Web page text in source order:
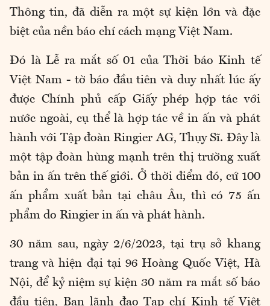
Thông tin, đã diễn ra một sự kiện lớn và đặc
biệt của nền báo chí cách mạng Việt Nam.
Đó là Lễ ra mắt số 01 của Thời báo Kinh tế
Việt Nam - tờ báo đầu tiên và duy nhất lúc ấy
được Chính phủ cấp Giấy phép hợp tác với
nước ngoài, cụ thể là hợp tác về in ấn và phát
hành với Tập đoàn Ringier AG, Thụy Sĩ. Đây là
một tập đoàn hùng mạnh trên thị trường xuất
bản in ấn trên thế giới. Ở thời điểm đó, cứ 100
ấn phẩm xuất bản tại châu Âu, thì có 75 ấn
phẩm do Ringier in ấn và phát hành.
30 năm sau, ngày 2/6/2023, tại trụ sở khang
trang và hiện đại tại 96 Hoàng Quốc Việt, Hà
Nội, để kỷ niệm sự kiện 30 năm ra mắt số báo
đầu tiên, Ban lãnh đạo Tạp chí Kinh tế Việt